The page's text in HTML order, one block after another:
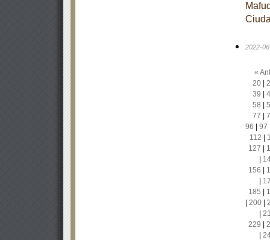
2022-
«
20|
39
58
77
96
97
112
127
156
185
200|
229